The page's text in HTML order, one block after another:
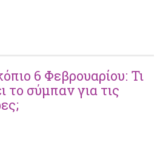
6 Φεβρουαρίου: Τι
το σύμπαν για τις